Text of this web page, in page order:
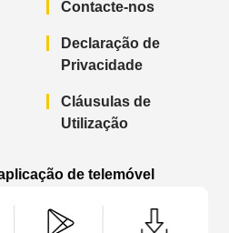
Contacte-nos
Declaração de
Privacidade
Cláusulas de
Utilização
de telemóvel